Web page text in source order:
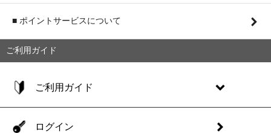
■ ポイントサービスについて
ご利用ガイド
ご利用ガイド
ログイン